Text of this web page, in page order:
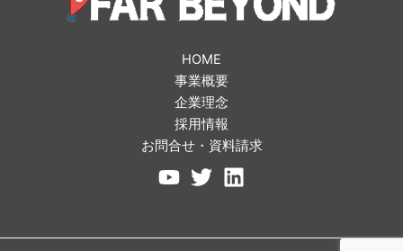
HOME
事業概要
企業理念
採用情報
お問合せ・資料請求